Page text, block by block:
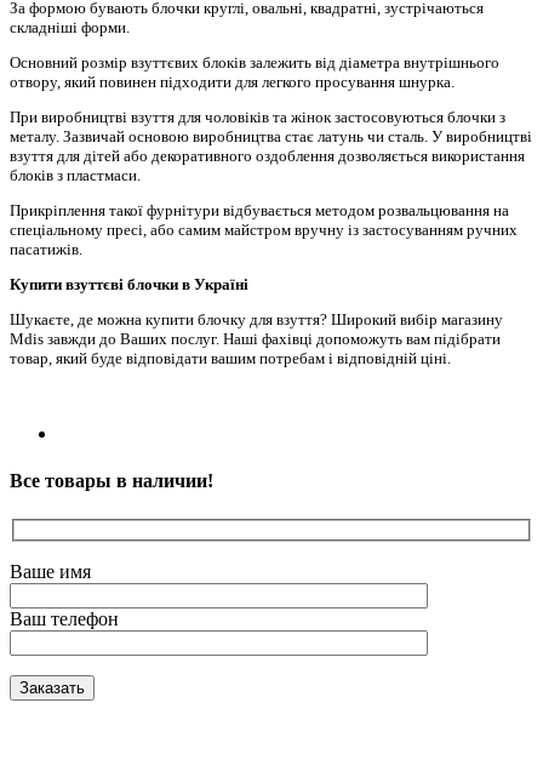
За формою бувають блочки круглі, овальні, квадратні, зустрічаються
складніші форми.
Основний розмір взуттєвих блоків залежить від діаметра внутрішнього
отвору, який повинен підходити для легкого просування шнурка.
При виробництві взуття для чоловіків та жінок застосовуються блочки з
металу. Зазвичай основою виробництва стає латунь чи сталь. У виробництві
взуття для дітей або декоративного оздоблення дозволяється використання
блоків з пластмаси.
Прикріплення такої фурнітури відбувається методом розвальцювання на
спеціальному пресі, або самим майстром вручну із застосуванням ручних
пасатижів.
Купити взуттєві блочки в Україні
Шукаєте, де можна купити блочку для взуття? Широкий вибір магазину
Mdis завжди до Ваших послуг. Наші фахівці допоможуть вам підібрати
товар, який буде відповідати вашим потребам і відповідній ціні.
Все товары в наличии!
Ваше имя
Ваш телефон